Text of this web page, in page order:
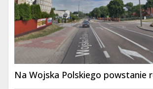
Na Wojska Polskiego powstanie